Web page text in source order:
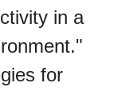
in a
for